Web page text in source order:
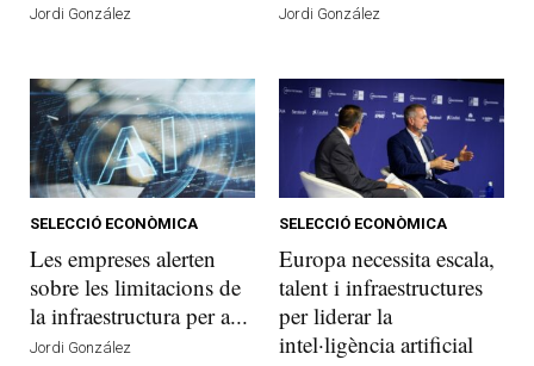
Jordi González Jordi González
SELECCIÓ ECONÒMICA
Les empreses alerten
sobre les limitacions de
la infraestructura per a...
Jordi González
SELECCIÓ ECONÒMICA
Europa necessita escala,
talent i infraestructures
per liderar la
intel·ligència artificial